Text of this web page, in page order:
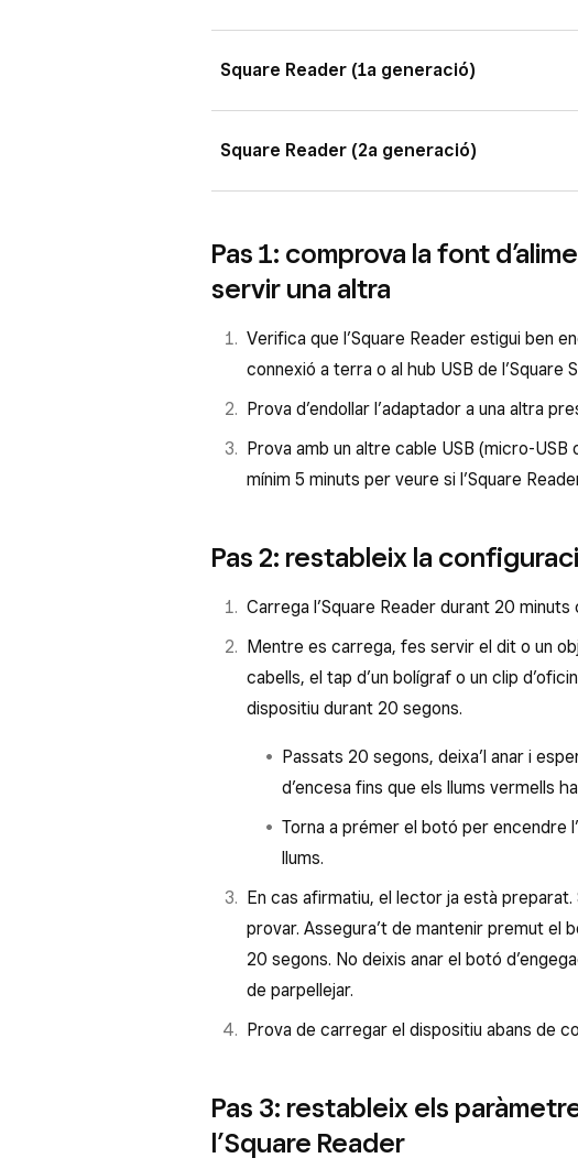
Square Reader (1a generació)
Hi ha tres versions de l’Square Reader (1a
Square Reader (1a generació, v1)
Square Reader (1a generació, v3)
es troba a l’esquerra del port.
Square Reader (2a generació)
Square Reader (2a generació, v1)
troba a la dreta del port.
Pas 1: comprova la font
servir una altra
Verifica que l’Square Reader estigui ben
connexió a terra o al hub USB de l’Square
Prova d’endollar l’adaptador a una altra
Prova amb un altre cable USB (micro-USB
mínim 5 minuts per veure si l’Square
Pas 2: restableix la
Carrega l’Square Reader durant 20 minuts
Mentre es carrega, fes servir el dit o un
cabells, el tap d’un bolígraf o un clip
dispositiu durant 20 segons.
Passats 20 segons, deixa’l anar i
d’encesa fins que els llums vermells
Torna a prémer el botó per encendre
llums.
En cas afirmatiu, el lector ja està preparat.
provar. Assegura’t de mantenir premut el
20 segons. No deixis anar el botó
de parpellejar.
Prova de carregar el dispositiu abans de
Pas 3: restableix els
l’Square Reader